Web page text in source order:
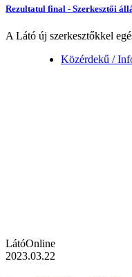
Rezultatul final - Szerkesztői
A Látó új szerkesztőkkel
Közérdekű /
LátóOnline
2023.03.22